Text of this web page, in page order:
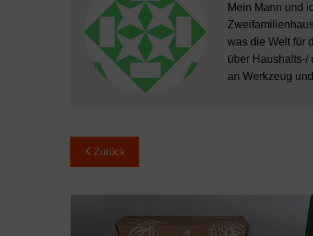
Mein Mann und
was die Welt für
über Haushalts-/
an Werkzeug
Beitragsnavigation
Zurück